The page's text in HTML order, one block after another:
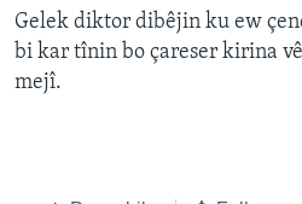
Zimanên Din
Gelek diktor dibêjin ku ew
bi kar tînin bo çareser kirina
mejî.